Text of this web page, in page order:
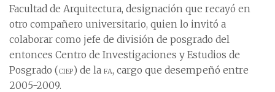
Facultad de Arquitectura, designación que recayó en
otro compañero universitario, quien lo invitó a
colaborar como jefe de división de posgrado del
entonces Centro de Investigaciones y Estudios de
Posgrado (ciep) de la fa, cargo que desempeñó entre
2005-2009.